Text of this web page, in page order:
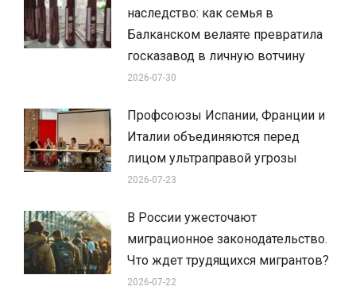
наследство: как семья в
Балканском велаяте превратила
госказавод в личную вотчину
2026-07-30
Профсоюзы Испании, Франции и
Италии объединяются перед
лицом ультраправой угрозы
2026-07-23
В России ужесточают
миграционное законодательство.
Что ждет трудящихся мигрантов?
2026-07-22